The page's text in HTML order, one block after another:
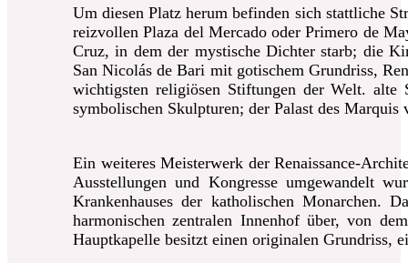
Um diesen Platz herum befinden sich stattliche
reizvollen Plaza del Mercado oder Primero de
Cruz, in dem der mystische Dichter starb; die
San Nicolás de Bari mit gotischem Grundriss,
wichtigsten religiösen Stiftungen der Welt. alte
symbolischen Skulpturen; der Palast des Marquis
Ein weiteres Meisterwerk der Renaissance-
Ausstellungen und Kongresse umgewandelt
Krankenhauses der katholischen
harmonischen zentralen Innenhof über, von
Hauptkapelle besitzt einen originalen Grundriss,